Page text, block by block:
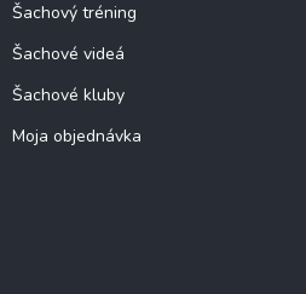
Šachový tréning
Šachové videá
Šachové kluby
Moja objednávka